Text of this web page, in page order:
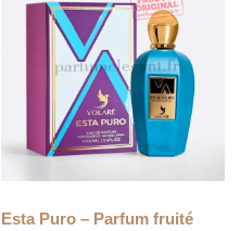
Esta Puro – Parfum fruité